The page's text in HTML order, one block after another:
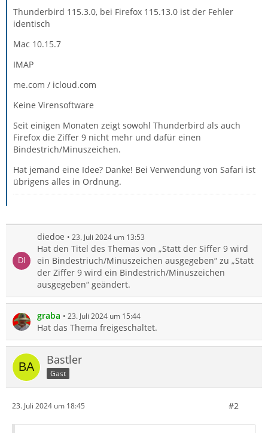
Thunderbird 115.3.0, bei Firefox 115.13.0 ist der Fehler
identisch
Mac 10.15.7
IMAP
me.com / icloud.com
Keine Virensoftware
Seit einigen Monaten zeigt sowohl Thunderbird als auch
Firefox die Ziffer 9 nicht mehr und dafür einen
Bindestrich/Minuszeichen.
Hat jemand eine Idee? Danke! Bei Verwendung von Safari ist
übrigens alles in Ordnung.
diedoe 23. Juli 2024 um 13:53
Hat den Titel des Themas von „Statt der Siffer 9 wird
ein Bindestriuch/Minuszeichen ausgegeben“ zu „Statt
der Ziffer 9 wird ein Bindestrich/Minuszeichen
ausgegeben“ geändert.
graba 23. Juli 2024 um 15:44
Hat das Thema freigeschaltet.
Bastler
Gast
23. Juli 2024 um 18:45 #2